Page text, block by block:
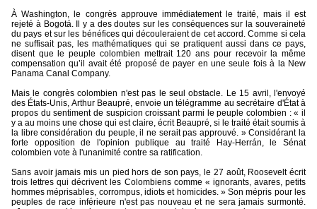
À Washington, le congrès approuve immédiatement le traité, mais il est
rejeté à Bogotá. Il y a des doutes sur les conséquences sur la souveraineté
du pays et sur les bénéfices qui découleraient de cet accord. Comme si cela
ne suffisait pas, les mathématiques qui se pratiquent aussi dans ce pays,
disent que le peuple colombien mettrait 120 ans pour recevoir la même
compensation qu’il avait été proposé de payer en une seule fois à la New
Panama Canal Company.
Mais le congrès colombien n'est pas le seul obstacle. Le 15 avril, l'envoyé
des États-Unis, Arthur Beaupré, envoie un télégramme au secrétaire d'État à
propos du sentiment de suspicion croissant parmi le peuple colombien : « il
y a au moins une chose qui est claire, écrit Beaupré, si le traité était soumis à
la libre considération du peuple, il ne serait pas approuvé. » Considérant la
forte opposition de l'opinion publique au traité Hay-Herrán, le Sénat
colombien vote à l'unanimité contre sa ratification.
Sans avoir jamais mis un pied hors de son pays, le 27 août, Roosevelt écrit
trois lettres qui décrivent les Colombiens comme « ignorants, avares, petits
hommes méprisables, corrompus, idiots et homicides. » Son mépris pour les
peuples de race inférieure n'est pas nouveau et ne sera jamais surmonté.